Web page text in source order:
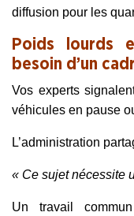
diffusion pour les
Poids lourds
besoin d’un
Vos experts
véhicules en pause
L’administration
« Ce sujet nécessite
Un travail